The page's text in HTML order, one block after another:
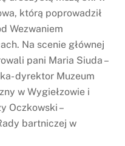
którą poprowadził
Wezwaniem
Na scenie głównej
pani Maria Siuda –
dyrektor Muzeum
w Wygiełzowie i
Oczkowski –
bartniczej w